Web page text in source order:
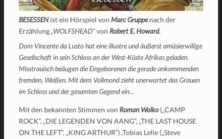
BESESSEN ist ein Hörspiel von Marc Gruppenach der
Erzählung„WOLFSHEAD“von Robert E. Howard.
Dom Vincente da Lusto hat eine illustre und äußerst amüsierwillige
Gesellschaft in sein Schloss an der West-Küste Afrikas geladen.
Misstrauisch beäugen die Eingeborenen die gerade ankommenden
fremden, Weißen. Mit dem Vollmond zieht unerwartet das Grauen
im Schloss und der gesamten Gegend ein…
Mit den bekannten Stimmen von Roman Wolko(„CAMP
ROCK“, „DIE LEGENDEN VON AANG“, „THE LAST HOUSE
ON THE LEFT“, „KING ARTHUR“) ,Tobias Lelle („Steve